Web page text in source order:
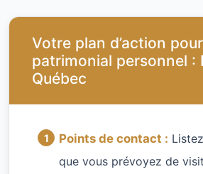
Votre plan d’action
patrimonial personnel :
Québec
Points de contact :
que vous prévoyez de